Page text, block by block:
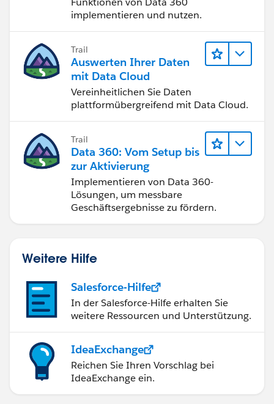
implementieren und nutzen.
Trail
Auswerten Ihrer Daten
mit Data Cloud
Vereinheitlichen Sie Daten
plattformübergreifend mit Data Cloud.
Trail
Data 360: Vom Setup bis
zur Aktivierung
Implementieren von Data 360-
Lösungen, um messbare
Geschäftsergebnisse zu fördern.
Weitere Hilfe
Salesforce-Hilfe
In der Salesforce-Hilfe erhalten Sie
weitere Ressourcen und Unterstützung.
IdeaExchange
Reichen Sie Ihren Vorschlag bei
IdeaExchange ein.